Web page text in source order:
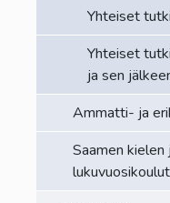
Yhteiset
Yhteiset
ja sen
Ammatti- ja
Saamen kielen